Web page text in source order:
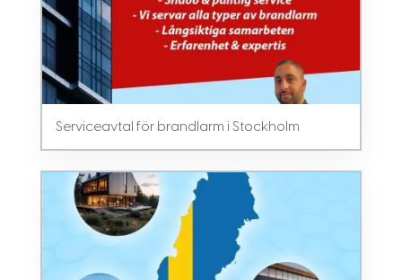
Serviceavtal för brandlarm i Stockholm